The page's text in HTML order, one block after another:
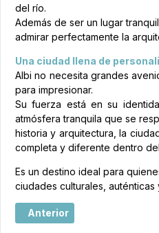
del río.
Además de ser un lugar
admirar perfectamente la
Una ciudad llena de
Albi no necesita grandes
para impresionar.
Su fuerza está en su
atmósfera tranquila que se
historia y arquitectura, la
completa y diferente dentro
Es un destino ideal para
ciudades culturales, auténticas
Artículo anterior:
Anterior